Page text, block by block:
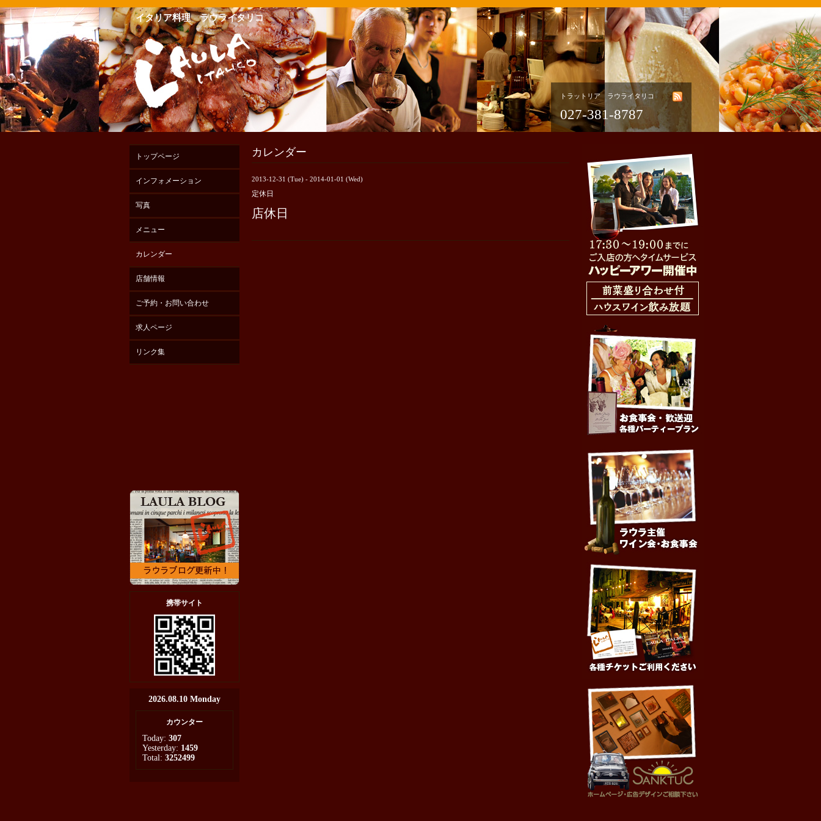
トラットリア ラウライタリコ
027-381-8787
イタリア料理 ラウライタリコ
カレンダー
2013-12-31 (Tue) - 2014-01-01 (Wed)
定休日
店休日
トップページ
インフォメーション
写真
メニュー
カレンダー
店舗情報
ご予約・お問い合わせ
求人ページ
リンク集
携帯サイト
2026.08.10 Monday
カウンター
Today: 307
Yesterday: 1459
Total: 3252499